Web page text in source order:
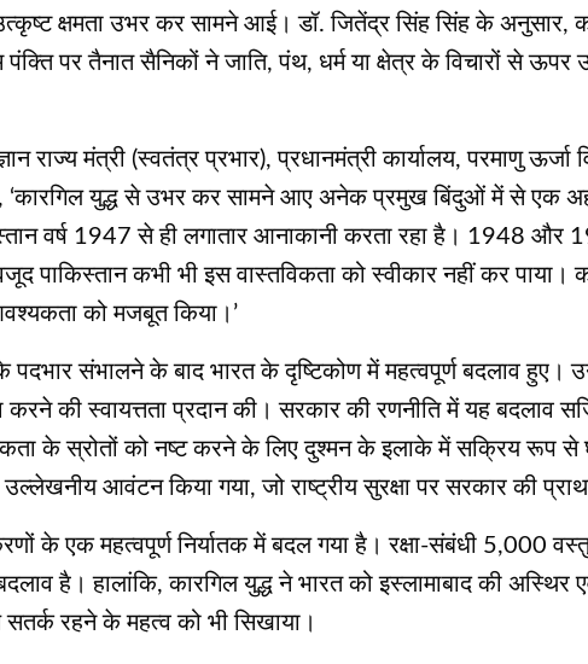
क्षमता उभर कर सामने आई। डॉ. जितेंद्र सिंह सिंह के अनुसार,
पंक्ति पर तैनात सैनिकों ने जाति, पंथ, धर्म या क्षेत्र के विचारों से
राज्य मंत्री (स्वतंत्र प्रभार), प्रधानमंत्री कार्यालय, परमाणु
‘कारगिल युद्ध से उभर कर सामने आए अनेक प्रमुख बिंदुओं में से एक
वर्ष 1947 से ही लगातार आनाकानी करता रहा है। 1948 और
पाकिस्तान कभी भी इस वास्तविकता को स्‍वीकार नहीं कर पाया।
को मजबूत किया।’
संभालने के बाद भारत के दृष्टिकोण में महत्वपूर्ण बदलाव हुए।
की स्वायत्तता प्रदान की। सरकार की रणनीति में यह बदलाव
के स्रोतों को नष्ट करने के लिए दुश्मन के इलाके में सक्रिय रूप से
आवंटन किया गया, जो राष्ट्रीय सुरक्षा पर सरकार की
के एक महत्वपूर्ण निर्यातक में बदल गया है। रक्षा-संबंधी 5,000
है। हालांकि, कारगिल युद्ध ने भारत को इस्लामाबाद की
रहने के महत्व को भी सिखाया।